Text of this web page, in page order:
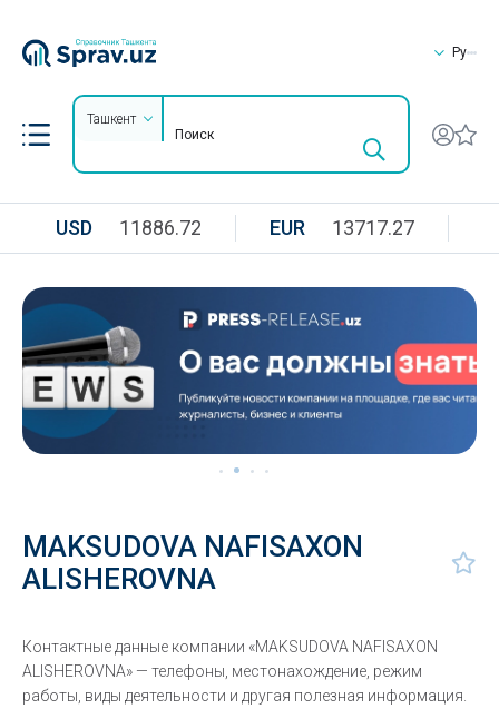
Ру
Ташкент
USD 11886.72 EUR 13717.27
MAKSUDOVA NAFISAXON
ALISHEROVNA
Контактные данные компании «MAKSUDOVA NAFISAXON
ALISHEROVNA» — телефоны, местонахождение, режим
работы, виды деятельности и другая полезная информация.